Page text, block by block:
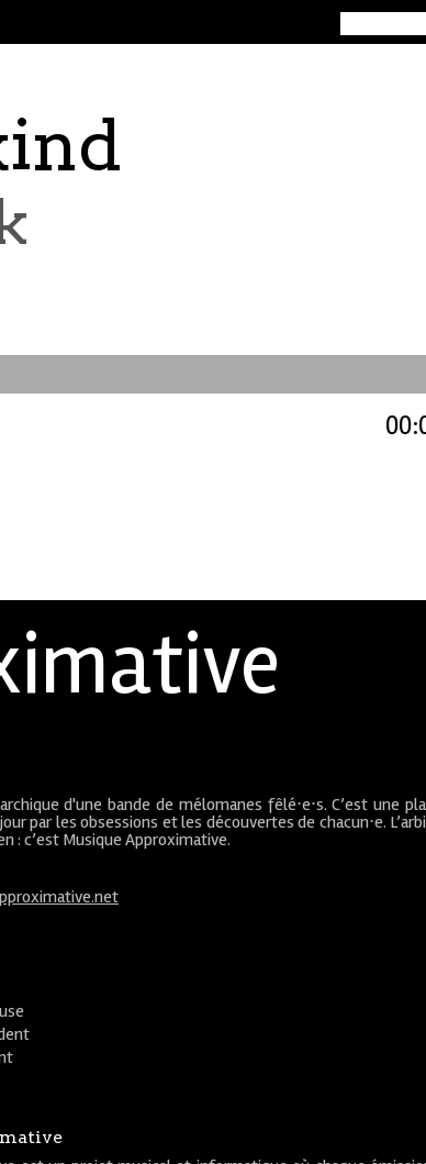
d'une bande de mélomanes fêlé⋅e⋅s. C’est une
par les obsessions et les découvertes de chacun⋅e.
: c’est Musique Approximative.